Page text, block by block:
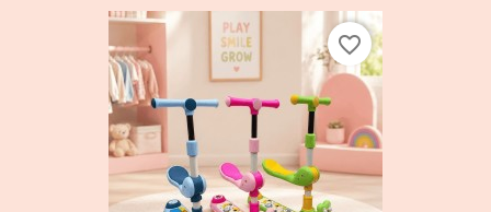
favorite_border